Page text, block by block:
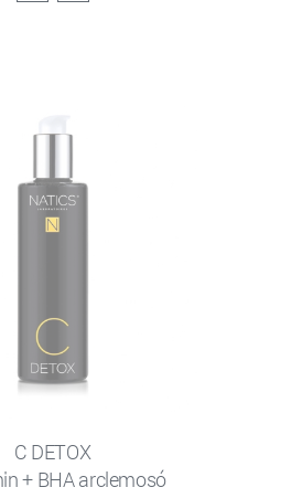
C DETOX
+ BHA arclemosó